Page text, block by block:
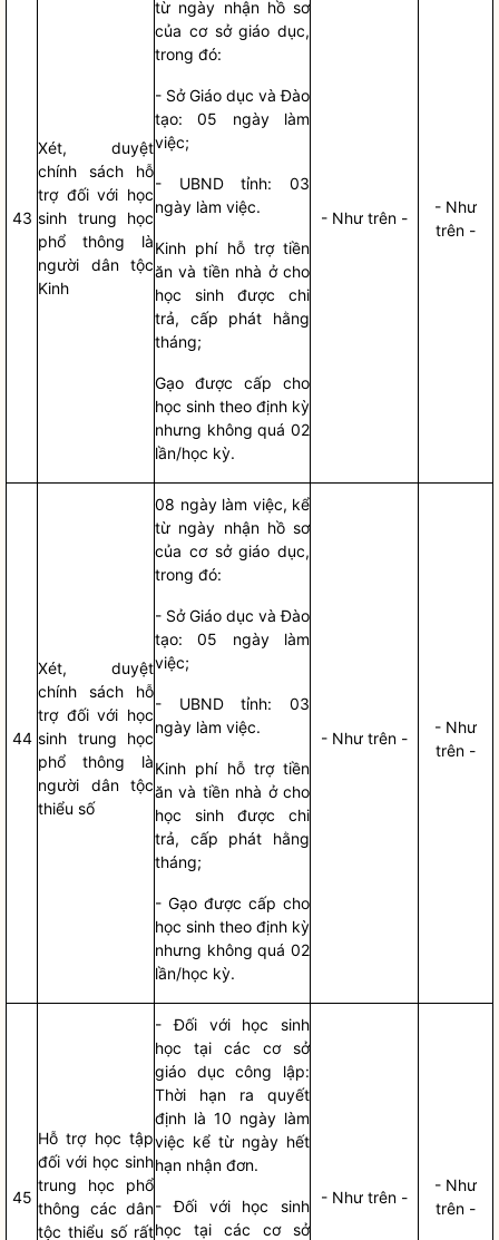
43
Xét, duyệt
chính sách hỗ
trợ đối với học
sinh trung học
phổ thông là
người dân tộc
Kinh
từ ngày nhận hồ sơ
của cơ sở giáo dục,
trong đó:
- Sở Giáo dục và Đào
tạo: 05 ngày làm
việc;
- UBND tỉnh: 03
ngày làm việc.
Kinh phí hỗ trợ tiền
ăn và tiền nhà ở cho
học sinh được chi
trả, cấp phát hằng
tháng;
Gạo được cấp cho
học sinh theo định kỳ
nhưng không quá 02
lần/học kỳ.
- Như trên -
- Như
trên -
44
Xét, duyệt
chính sách hỗ
trợ đối với học
sinh trung học
phổ thông là
người dân tộc
thiểu số
08 ngày làm việc, kể
từ ngày nhận hồ sơ
của cơ sở giáo dục,
trong đó:
- Sở Giáo dục và Đào
tạo: 05 ngày làm
việc;
- UBND tỉnh: 03
ngày làm việc.
Kinh phí hỗ trợ tiền
ăn và tiền nhà ở cho
học sinh được chi
trả, cấp phát hằng
tháng;
- Gạo được cấp cho
học sinh theo định kỳ
nhưng không quá 02
lần/học kỳ.
- Như trên -
- Như
trên -
45
Hỗ trợ học tập
đối với học sinh
trung học phổ
thông các dân
tộc thiểu số rất
- Đối với học sinh
học tại các cơ sở
giáo dục công lập:
Thời hạn ra quyết
định là 10 ngày làm
việc kể từ ngày hết
hạn nhận đơn.
- Đối với học sinh
học tại các cơ sở
- Như trên -
- Như
trên -